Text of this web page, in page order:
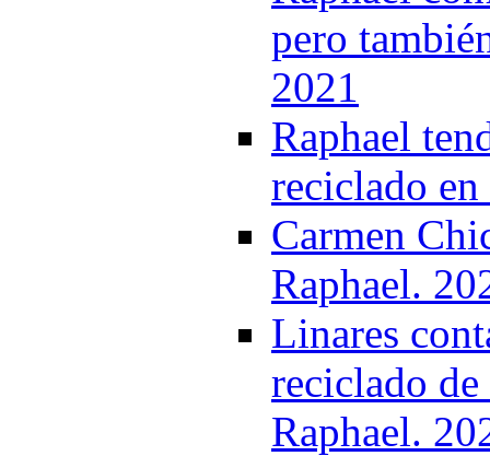
pero
2021
Raphael
reciclado
Carmen
Raphael.
Linares
reciclado
Raphael.